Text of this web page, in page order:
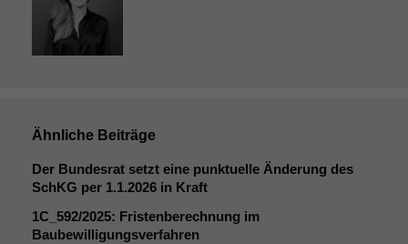
Ähnliche Beiträge
Der Bundesrat setzt eine punktuelle Änderung des
SchKG per 1.1.2026 in Kraft
1C_592/2025: Fristenberechnung im
Baubewilligungsverfahren
Statistiken
verbessern,